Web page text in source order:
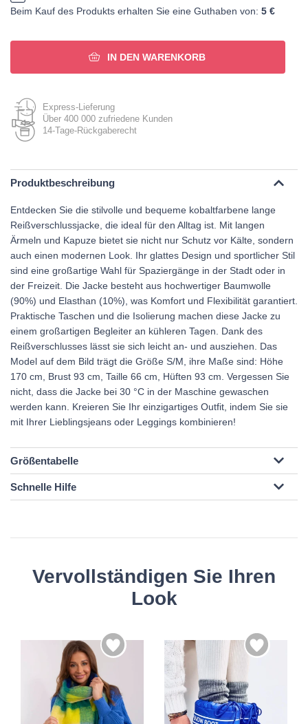
Beim Kauf des Produkts erhalten Sie eine Guthaben von: 5 €
IN DEN WARENKORB
Express-Lieferung
Über 400 000 zufriedene Kunden
14-Tage-Rückgaberecht
Produktbeschreibung
Entdecken Sie die stilvolle und bequeme kobaltfarbene lange
Reißverschlussjacke, die ideal für den Alltag ist. Mit langen
Ärmeln und Kapuze bietet sie nicht nur Schutz vor Kälte, sondern
auch einen modernen Look. Ihr glattes Design und sportlicher Stil
sind eine großartige Wahl für Spaziergänge in der Stadt oder in
der Freizeit. Die Jacke besteht aus hochwertiger Baumwolle
(90%) und Elasthan (10%), was Komfort und Flexibilität garantiert.
Praktische Taschen und die Isolierung machen diese Jacke zu
einem großartigen Begleiter an kühleren Tagen. Dank des
Reißverschlusses lässt sie sich leicht an- und ausziehen. Das
Model auf dem Bild trägt die Größe S/M, ihre Maße sind: Höhe
170 cm, Brust 93 cm, Taille 66 cm, Hüften 93 cm. Vergessen Sie
nicht, dass die Jacke bei 30 °C in der Maschine gewaschen
werden kann. Kreieren Sie Ihr einzigartiges Outfit, indem Sie sie
mit Ihrer Lieblingsjeans oder Leggings kombinieren!
Größentabelle
Schnelle Hilfe
Vervollständigen Sie Ihren
Look